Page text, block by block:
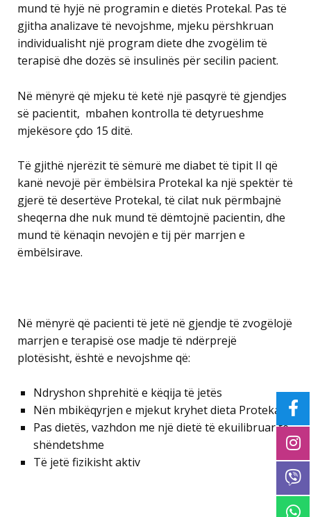
mund të hyjë në programin e dietës Protekal. Pas të
gjitha analizave të nevojshme, mjeku përshkruan
individualisht një program diete dhe zvogëlim të
terapisë dhe dozës së insulinës për secilin pacient.
Në mënyrë që mjeku të ketë një pasqyrë të gjendjes
së pacientit, mbahen kontrolla të detyrueshme
mjekësore çdo 15 ditë.
Të gjithë njerëzit të sëmurë me diabet të tipit II që
kanë nevojë për ëmbëlsira Protekal ka një spektër të
gjerë të desertëve Protekal, të cilat nuk përmbajnë
sheqerna dhe nuk mund të dëmtojnë pacientin, dhe
mund të kënaqin nevojën e tij për marrjen e
ëmbëlsirave.
Në mënyrë që pacienti të jetë në gjendje të zvogëlojë
marrjen e terapisë ose madje të ndërprejë
plotësisht, është e nevojshme që:
Ndryshon shprehitë e këqija të jetës
Nën mbikëqyrjen e mjekut kryhet dieta Protekal
Pas dietës, vazhdon me një dietë të ekuilibruar të
shëndetshme
Të jetë fizikisht aktiv